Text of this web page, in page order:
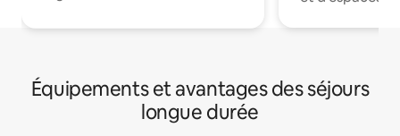
Équipements et avantages des séjours
longue durée